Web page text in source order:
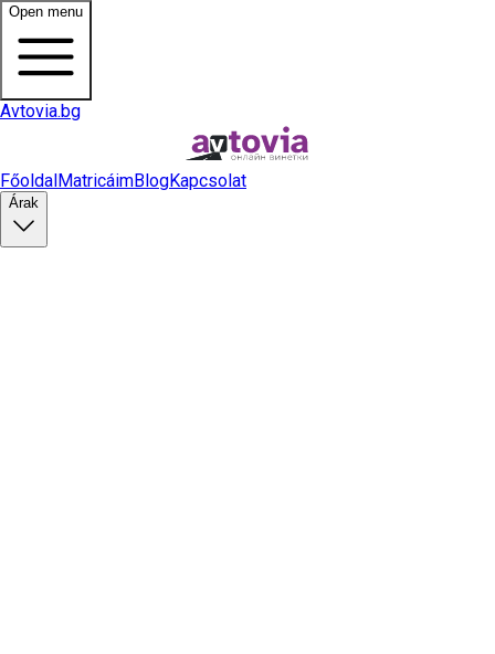
Open menu
Avtovia.bg
FőoldalMatricáimBlogKapcsolat
Árak